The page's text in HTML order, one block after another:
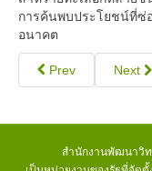
การค้นพบประโยชน์ที่ซ่
อนาคต
Prev Next
สำนักงานพัฒนาวิท